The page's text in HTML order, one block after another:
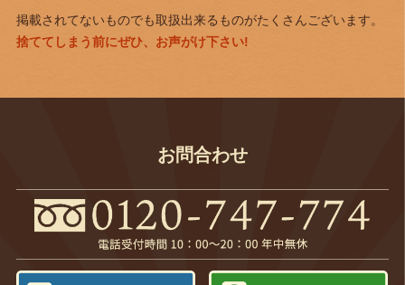
掲載されてないものでも取扱出来るものがたくさんございます。
捨ててしまう前にぜひ、お声がけ下さい!
お問合わせ